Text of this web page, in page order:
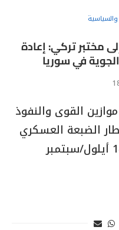
والسياسية
مختبر تركي: إعادة
في سوريا
القوى والنفوذ
الضبعة العسكري
في ريف حمص الغربيبتاريخ 14 أيلول/سبتمبر